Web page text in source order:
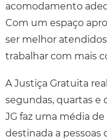
acomodamento
Com um espaço
ser melhor
trabalhar com mais
A Justiça Gratuita
segundas, quartas e
JG faz uma média
destinada a pessoas